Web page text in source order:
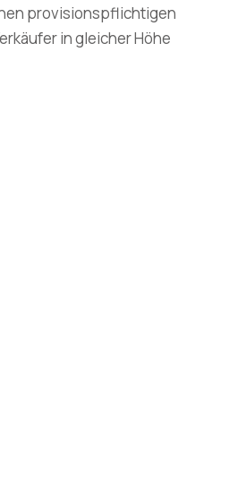
provisionspflichtigen
in gleicher Höhe